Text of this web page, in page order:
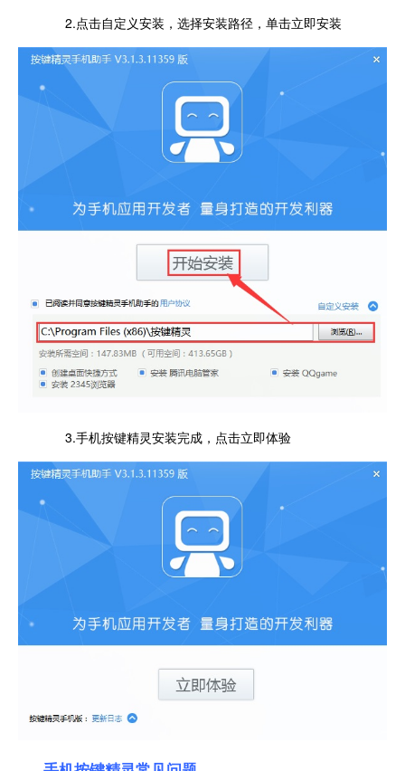
2.点击自定义安装，选择安装路径，单击立即安装
3.手机按键精灵安装完成，点击立即体验